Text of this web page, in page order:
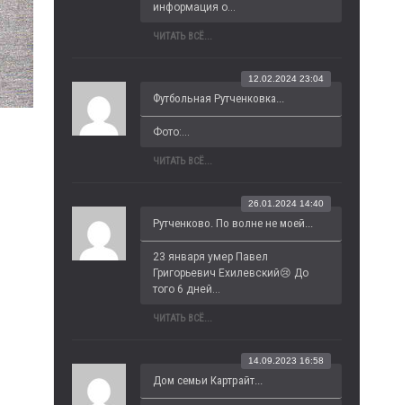
информация о...
ЧИТАТЬ ВСЁ...
Футбольная Рутченковка...
12.02.2024 23:04
Фото:...
ЧИТАТЬ ВСЁ...
Рутченково. По волне не моей...
26.01.2024 14:40
23 января умер Павел
Григорьевич Ехилевский😢 До
того 6 дней...
ЧИТАТЬ ВСЁ...
Дом семьи Картрайт...
14.09.2023 16:58